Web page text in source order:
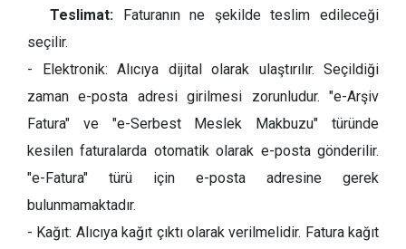
Teslimat: Faturanın ne şekilde teslim edileceği
seçilir.
- Elektronik: Alıcıya dijital olarak ulaştırılır. Seçildiği
zaman e-posta adresi girilmesi zorunludur. "e-Arşiv
Fatura" ve "e-Serbest Meslek Makbuzu" türünde
kesilen faturalarda otomatik olarak e-posta gönderilir.
"e-Fatura" türü için e-posta adresine gerek
bulunmamaktadır.
- Kağıt: Alıcıya kağıt çıktı olarak verilmelidir. Fatura kağıt